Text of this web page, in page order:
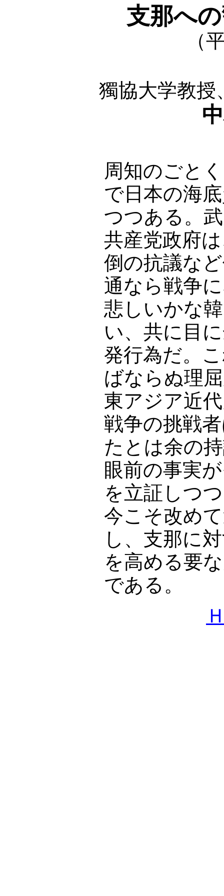
支那へ
（
獨協大学教授
周知のごと
で日本の海
つつある。
共産党政府
倒の抗議な
通なら戦争
悲しいかな
い、共に目
発行為だ。
ばならぬ理
東アジア近
戦争の挑戦
たとは余の
眼前の事実
を立証しつ
今こそ改め
し、支那に
を高める要
である。